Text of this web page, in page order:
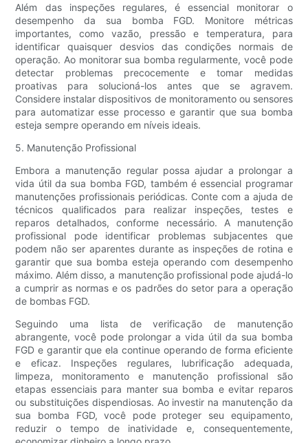
Além das inspeções regulares, é essencial monitorar o
desempenho da sua bomba FGD. Monitore métricas
importantes, como vazão, pressão e temperatura, para
identificar quaisquer desvios das condições normais de
operação. Ao monitorar sua bomba regularmente, você pode
detectar problemas precocemente e tomar medidas
proativas para solucioná-los antes que se agravem.
Considere instalar dispositivos de monitoramento ou sensores
para automatizar esse processo e garantir que sua bomba
esteja sempre operando em níveis ideais.
5. Manutenção Profissional
Embora a manutenção regular possa ajudar a prolongar a
vida útil da sua bomba FGD, também é essencial programar
manutenções profissionais periódicas. Conte com a ajuda de
técnicos qualificados para realizar inspeções, testes e
reparos detalhados, conforme necessário. A manutenção
profissional pode identificar problemas subjacentes que
podem não ser aparentes durante as inspeções de rotina e
garantir que sua bomba esteja operando com desempenho
máximo. Além disso, a manutenção profissional pode ajudá-lo
a cumprir as normas e os padrões do setor para a operação
de bombas FGD.
Seguindo uma lista de verificação de manutenção
abrangente, você pode prolongar a vida útil da sua bomba
FGD e garantir que ela continue operando de forma eficiente
e eficaz. Inspeções regulares, lubrificação adequada,
limpeza, monitoramento e manutenção profissional são
etapas essenciais para manter sua bomba e evitar reparos
ou substituições dispendiosas. Ao investir na manutenção da
sua bomba FGD, você pode proteger seu equipamento,
reduzir o tempo de inatividade e, consequentemente,